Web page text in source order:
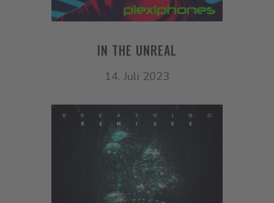
IN THE UNREAL
14. Juli 2023